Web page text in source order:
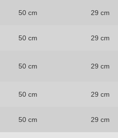
50 cm 29 cm
50 cm 29 cm
50 cm 29 cm
50 cm 29 cm
50 cm 29 cm